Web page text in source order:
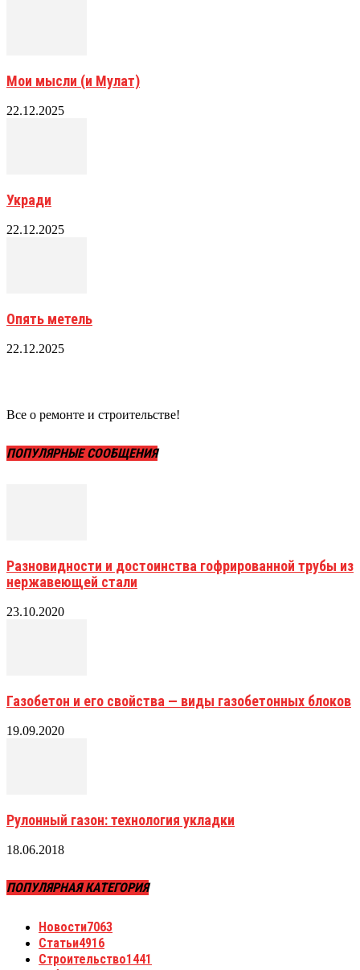
Мои мысли (и Мулат)
22.12.2025
Укради
22.12.2025
Опять метель
22.12.2025
Все о ремонте и строительстве!
ПОПУЛЯРНЫЕ СООБЩЕНИЯ
Разновидности и достоинства гофрированной трубы из
нержавеющей стали
23.10.2020
Газобетон и его свойства — виды газобетонных блоков
19.09.2020
Рулонный газон: технология укладки
18.06.2018
ПОПУЛЯРНАЯ КАТЕГОРИЯ
Новости7063
Статьи4916
Строительство1441